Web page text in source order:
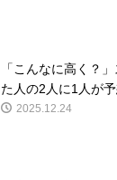
「こんなに高く？
た人の2人に1人が
2025.12.24